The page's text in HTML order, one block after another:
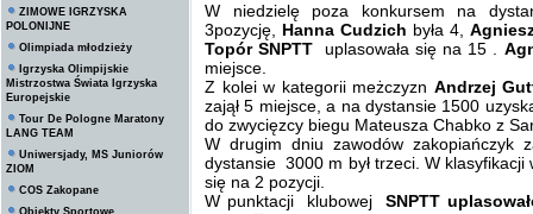
ZIMOWE IGRZYSKA
POLONIJNE
Olimpiada młodzieży
Igrzyska Olimpijskie
Mistrzostwa Świata Igrzyska
Europejskie
Tour De Pologne Maratony
LANG TEAM
Uniwersjady, MS Juniorów
ZIOM
COS Zakopane
Obiekty Sportowe
W niedzielę poza konkursem na
3pozycję, Hanna Cudzich była 4,
Topór SNPTT
uplasowała się na 15 .
miejsce.
Z kolei w kategorii meżczyzn Andrzej
zajął 5 miejsce, a na dystansie 1500
do zwycięzcy biegu Mateusza Chabko z
W drugim dniu zawodów zakopiańczyk
dystansie 3000 m był trzeci. W
się na 2 pozycji.
W punktacji klubowejSNPTT